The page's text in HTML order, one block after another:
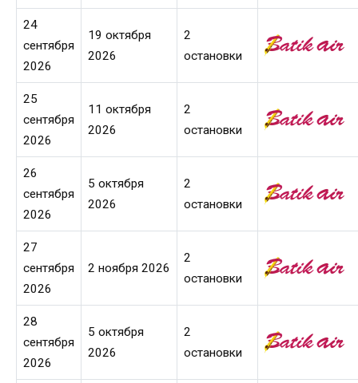
24
сентября
2026
19 октября
2026
2
остановки
25
сентября
2026
11 октября
2026
2
остановки
26
сентября
2026
5 октября
2026
2
остановки
27
сентября
2026
2 ноября 2026
2
остановки
28
сентября
2026
5 октября
2026
2
остановки